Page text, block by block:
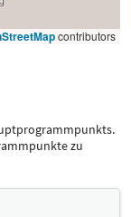
contributors
zu